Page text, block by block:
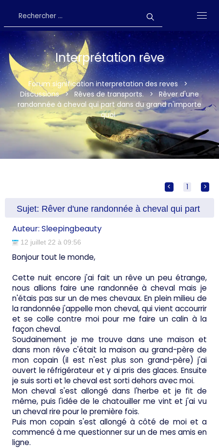
Interprétation rêve
Forum signification interpretation des reves>
Discussions> Rêves de transports.> Rêver d'une
randonnée à cheval qui part dans du grand n'importe
quoi
< 1 >
Sujet: Rêver d'une randonnée à cheval qui part
Auteur: Sleepingbeauty
12 juillet 22 à 09:56
Bonjour tout le monde,
Cette nuit encore j'ai fait un rêve un peu étrange,
nous allions faire une randonnée à cheval mais je
n'étais pas sur un de mes chevaux. En plein milieu de
la randonnée j'appelle mon cheval, qui vient accourrir
et se colle contre moi pour me faire un calin à la
façon cheval.
Soudainement je me trouve dans une maison et
dans mon rêve c'était la maison au grand-père de
mon copain (il est n'est plus son grand-père) j'ai
ouvert le réfrigérateur et y ai pris des glaces. Ensuite
je suis sorti et le cheval est sorti dehors avec moi.
Mon cheval s'est allongé dans l'herbe et je fit de
même, puis l'idée de le chatouiller me vint et j'ai vu
un cheval rire pour le première fois.
Puis mon copain s'est allongé à côté de moi et a
commencé à me questionner sur un de mes amis en
ligne.